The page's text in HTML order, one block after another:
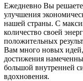
Ежедневно Вы решаете
улучшения
нашей страны. С
количество своей
положительных
Вам много новых
достижения
большой внутренней
вдохновения.